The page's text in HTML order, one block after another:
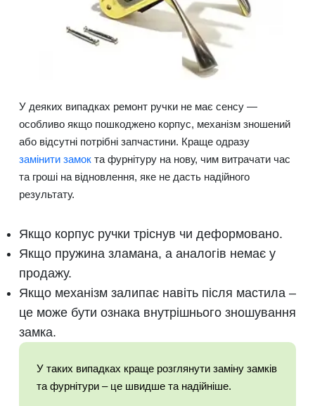
У деяких випадках ремонт ручки не має сенсу —
особливо якщо пошкоджено корпус, механізм зношений
або відсутні потрібні запчастини. Краще одразу
замінити замок та фурнітуру на нову, чим витрачати час
та гроші на відновлення, яке не дасть надійного
результату.
Якщо корпус ручки тріснув чи деформовано.
Якщо пружина зламана, а аналогів немає у
продажу.
Якщо механізм залипає навіть після мастила –
це може бути ознака внутрішнього зношування
замка.
У таких випадках краще розглянути заміну замків
та фурнітури – це швидше та надійніше.